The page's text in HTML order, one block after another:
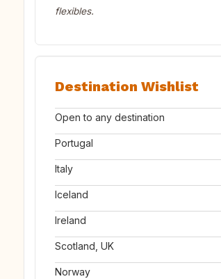
flexibles.
Destination Wishlist
Open to any destination
Portugal
Italy
Iceland
Ireland
Scotland, UK
Norway